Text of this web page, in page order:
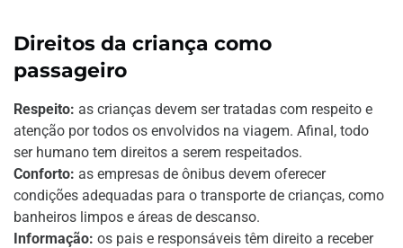
Direitos da criança como
passageiro
Respeito: as crianças devem ser tratadas com respeito e
atenção por todos os envolvidos na viagem. Afinal, todo
ser humano tem direitos a serem respeitados.
Conforto: as empresas de ônibus devem oferecer
condições adequadas para o transporte de crianças, como
banheiros limpos e áreas de descanso.
Informação: os pais e responsáveis têm direito a receber